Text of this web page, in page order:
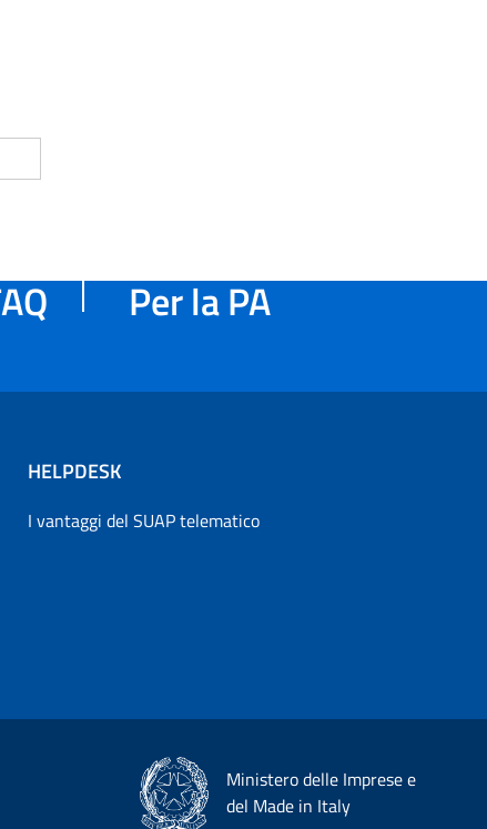
Per la PA
HELPDESK
I vantaggi del SUAP telematico
Ministero delle Imprese e
del Made in Italy